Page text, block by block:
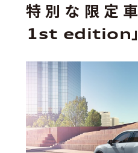
特別な限定
1st edition」